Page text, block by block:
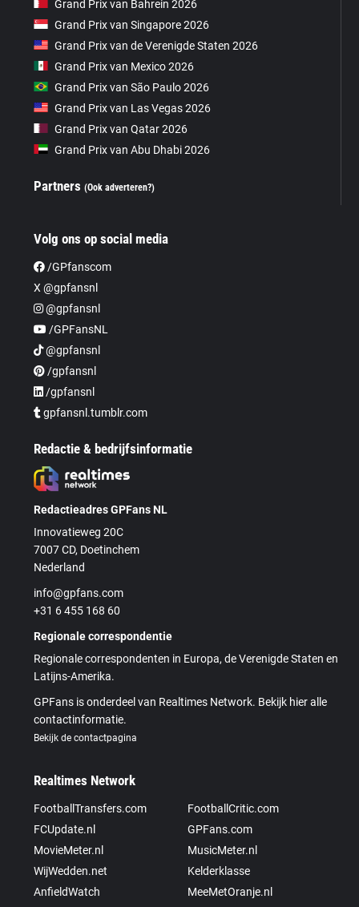
Grand Prix van Bahrein 2026
Grand Prix van Singapore 2026
Grand Prix van de Verenigde Staten 2026
Grand Prix van Mexico 2026
Grand Prix van São Paulo 2026
Grand Prix van Las Vegas 2026
Grand Prix van Qatar 2026
Grand Prix van Abu Dhabi 2026
Partners(Ook adverteren?)
Volg ons op social media
/GPfanscom
X @gpfansnl
@gpfansnl
/GPFansNL
@gpfansnl
/gpfansnl
/gpfansnl
gpfansnl.tumblr.com
Redactie & bedrijfsinformatie
Redactieadres GPFans NL
Innovatieweg 20C
7007 CD, Doetinchem
Nederland
info@gpfans.com
+31 6 455 168 60
Regionale correspondentie
Regionale correspondenten in Europa, de Verenigde Staten en
Latijns-Amerika.
GPFans is onderdeel van Realtimes Network. Bekijk hier alle
contactinformatie.
Bekijk de contactpagina
Realtimes Network
FootballTransfers.com
FootballCritic.com
FCUpdate.nl
GPFans.com
MovieMeter.nl
MusicMeter.nl
WijWedden.net
Kelderklasse
AnfieldWatch
MeeMetOranje.nl